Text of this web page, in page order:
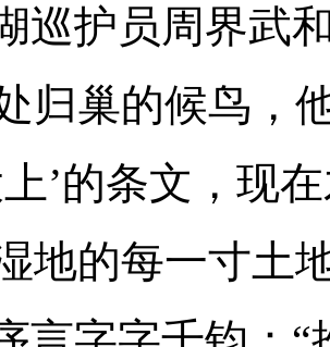
巡护员周界武
归巢的候鸟，
上’的条文，现
地的每一寸土